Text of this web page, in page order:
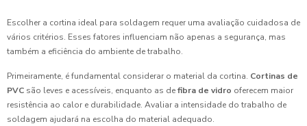
Escolher a cortina ideal para soldagem requer uma avaliação cuidadosa de
vários critérios. Esses fatores influenciam não apenas a segurança, mas
também a eficiência do ambiente de trabalho.
Primeiramente, é fundamental considerar o material da cortina. Cortinas de
PVC são leves e acessíveis, enquanto as defibra de vidro oferecem maior
resistência ao calor e durabilidade. Avaliar a intensidade do trabalho de
soldagem ajudará na escolha do material adequado.